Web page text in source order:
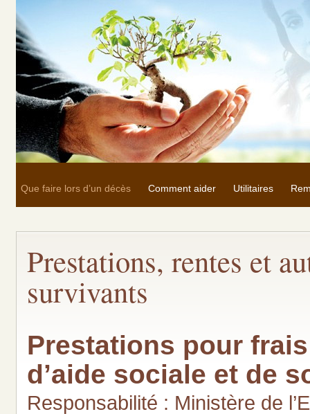
Que faire lors d’un décès Comment aider Utilitaires
Prestations, rentes et
survivants
Prestations pour
d’aide sociale et de
Responsabilité : Ministère de